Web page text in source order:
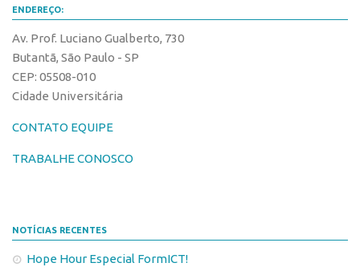
Eventos
Premiações
Edição 2025
Edição 2017
Inovação em Números
ENDEREÇO:
Av. Prof. Luciano Gualberto, 730
Butantã, São Paulo - SP
CEP: 05508-010
Cidade Universitária
CONTATO EQUIPE
TRABALHE CONOSCO
NOTÍCIAS RECENTES
Hope Hour Especial FormICT!